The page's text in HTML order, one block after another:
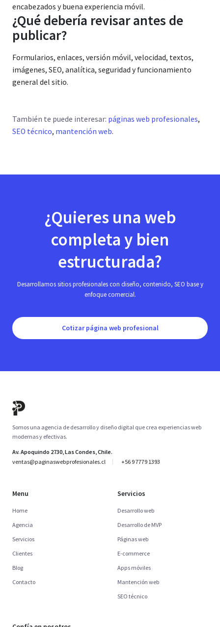
encabezados y buena experiencia móvil.
¿Qué debería revisar antes de
publicar?
Formularios, enlaces, versión móvil, velocidad, textos,
imágenes, SEO, analítica, seguridad y funcionamiento
general del sitio.
También te puede interesar: páginas web profesionales,
SEO técnico, mantención web.
¿Quieres una web
completa y bien
estructurada?
Desarrollamos sitios profesionales con diseño, contenido, SEO base y
enfoque comercial.
Cotizar página web profesional
Somos una agencia de desarrollo y diseño digital que crea experiencias web
modernas y efectivas.
Av. Apoquindo 2730, Las Condes, Chile.
ventas@paginaswebprofesionales.cl
+56 9 7779 1393
Menu
Home
Agencia
Servicios
Clientes
Blog
Contacto
Servicios
Desarrollo web
Desarrollo de MVP
Páginas web
E-commerce
Apps móviles
Mantención web
SEO técnico